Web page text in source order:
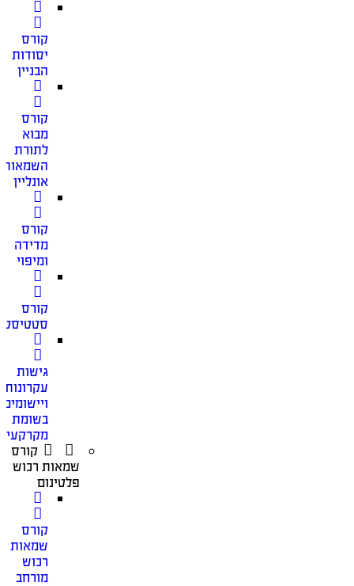
קורס
יסודות
הבניין
קורס
מבוא
לתורת
השמאות
אונליין
קורס
מדידה
ומיפוי
קורס
גישות
עקרונות
ויישומים
בשומת
מקרקעין
קורס
שמאות רכוש
פלטינום
קורס
שמאות
רכוש
מורחב